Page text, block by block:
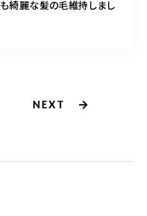
綺麗な髪の毛維持しまし
NEXT